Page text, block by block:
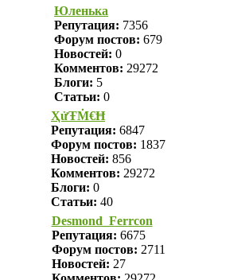
Юленька
Репутация: 7356
Форум постов: 679
Новостей: 0
Комментов: 29272
Блоги: 5
Статьи: 0
ҲửŦṀ€Ħ
Репутация: 6847
Форум постов: 1837
Новостей: 856
Комментов: 29272
Блоги: 0
Статьи: 40
Desmond_Ferrcon
Репутация: 6675
Форум постов: 2711
Новостей: 27